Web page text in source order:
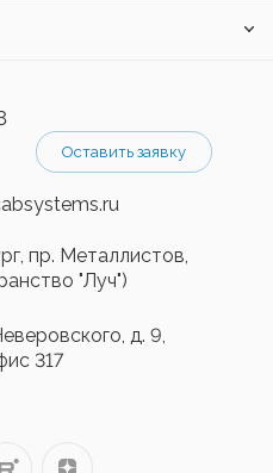
Оставить заявку
пр. Металлистов,
"Луч")
д. 9,
317